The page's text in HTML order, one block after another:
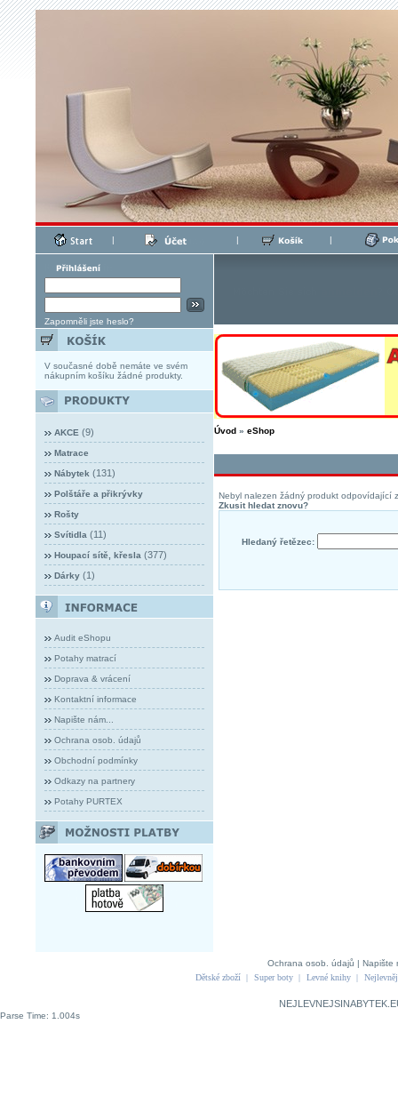
| | |
Zapomněli jste heslo?
V současné době nemáte ve svém
nákupním košíku žádné produkty.
AKCE (9)
Matrace
Nábytek (131)
Polštáře a přikrývky
Rošty
Svítidla (11)
Houpací sítě, křesla (377)
Dárky(1)
Audit eShopu
Potahy matrací
Doprava & vrácení
Kontaktní informace
Napište nám...
Ochrana osob. údajů
Obchodní podmínky
Odkazy na partnery
Potahy PURTEX
Úvod» eShop
Nebyl nalezen žádný produkt odpovídající
Zkusit hledat znovu?
Hledaný řetězec:
Ochrana osob. údajů | Napište
Dětské zboží | Super boty | Levné knihy |
Parse Time: 1.004s